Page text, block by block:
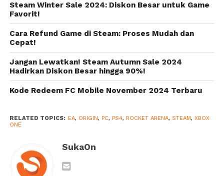
penuh di PC
dan Konsol
Steam Winter Sale 2024: Diskon Besar untuk Game
Favorit!
Cara Refund Game di Steam: Proses Mudah dan
Cepat!
Jangan Lewatkan! Steam Autumn Sale 2024
Hadirkan Diskon Besar hingga 90%!
Kode Redeem FC Mobile November 2024 Terbaru
RELATED TOPICS: EA, ORIGIN, PC, PS4, ROCKET ARENA, STEAM, XBOX
ONE
SukaOn